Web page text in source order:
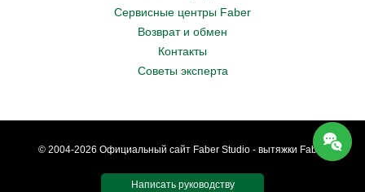
Сервисные центры Faber
Возврат и обмен
Контакты
Советы эксперта
© 2004-2026 Официальный сайт Faber Studio - вытяжки Faber.
Написать руководству